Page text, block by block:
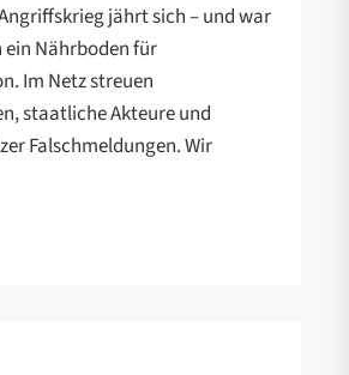
jährt sich – und war
ein Nährboden für
Im Netz streuen
staatliche Akteure und
Falschmeldungen. Wir